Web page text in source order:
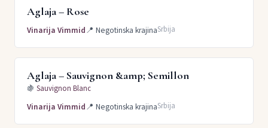
Aglaja – Rose
Vinarija Vimmid📍 Negotinska krajinaSrbija
Aglaja – Sauvignon &amp; Semillon
🍇 Sauvignon Blanc
Vinarija Vimmid📍 Negotinska krajinaSrbija